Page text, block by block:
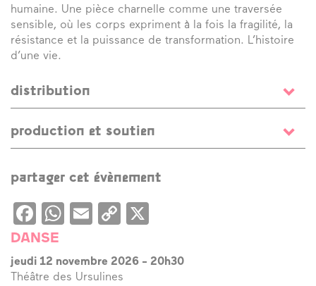
humaine. Une pièce charnelle comme une traversée
sensible, où les corps expriment à la fois la fragilité, la
résistance et la puissance de transformation. L’histoire
d’une vie.
distribution
chorégraphie et texteEric Languet
Nicolas Givran/ avecEric LanguetetWilson Payet
De bave et de sang
Mariyya Evrard/ création musicale
avec Ana Cordeiro,Sarah Dunaud
Marchais
production et soutien
Production Cie Danses en l’R
Leu
De bave et de sang
chorégraphique national- La Réunion-océan Indien ;
l’Art Fabrik
partager cet évènement
Facebook
WhatsApp
EmailCopy
DANSE
jeudi 12 novembre 2026 - 20h30
Théâtre des Ursulines